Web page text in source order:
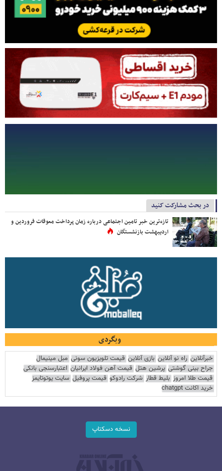
در بحث مشارکت کنید
تازه‌ترین خبر تامین اجتماعی درباره زمان پرداخت معوقات فروردین و
اردیبهشت بازنشستگان
وبگردی
خبرآنلاین راه نو آنلاین بازی آنلاین قیمت تلویزیون سونی مبل مینیمال
جراح بینی گوشتی پرشین هتل قیمت آهن فولاد ایرانیان اعتبارسنجی بانکی
قیمت طلا امروز بلیط قطار شرکت رادوکو قیمت پروفیل سایت یوتوتایمز
خرید اکانت chatgpt
نسخه دسکتاپ